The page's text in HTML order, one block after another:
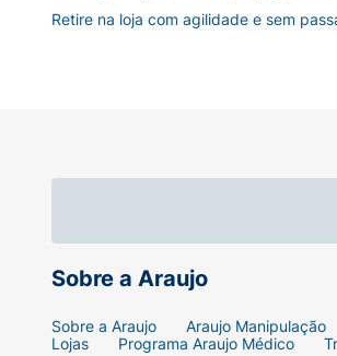
Sobre a Araujo
Sobre a Araujo Araujo Manipulação
Lojas
Programa Araujo Médico
Retire na loja com agilidade e sem